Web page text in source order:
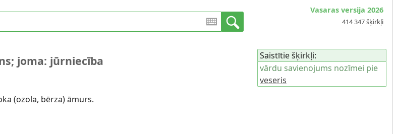
Vasaras versija 2026
414 347 šķirkļi
joma: jūrniecība
(ozola, bērza) āmurs.
Saistītie šķirkļi:
vārdu savienojums nozīmei pie
veseris